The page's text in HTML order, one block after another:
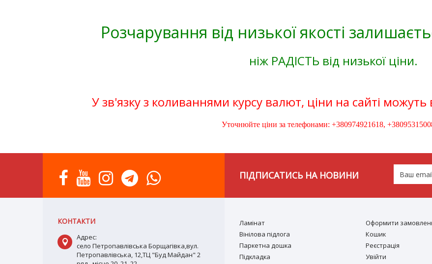
Розчарування від низької якості
ніж РАДІСТЬ від низької ціни.
У зв'язку з коливаннями курсу валют, ціни на сайті можуть
Уточнюйте ціни за телефонами: +380974921618,
ПІДПИСАТИСЬ НА НОВИНИ
КОНТАКТИ
Адрес:
село Петропавлівська Борщагівка,вул.
Петропавлівська, 12,ТЦ "Буд Майдан" 2
Ламiнат
Вiнiлова підлога
Паркетна дошка
Підкладка
Оформити
Кошик
Реєстрація
Увійти